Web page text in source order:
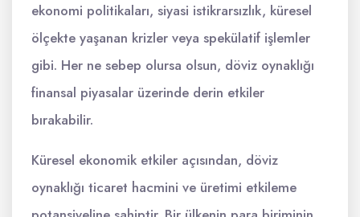
ekonomi politikaları, siyasi istikrarsızlık, küresel
ölçekte yaşanan krizler veya spekülatif işlemler
gibi. Her ne sebep olursa olsun, döviz oynaklığı
finansal piyasalar üzerinde derin etkiler
bırakabilir.
Küresel ekonomik etkiler açısından, döviz
oynaklığı ticaret hacmini ve üretimi etkileme